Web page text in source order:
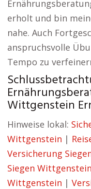
erholt und bin
nahe. Auch
anspruchsvolle
Tempo zu
Wittgenstein
Hinweise lokal:
Wittgenstein |
Versicherung
Siegen Wittgenstein
Wittgenstein |